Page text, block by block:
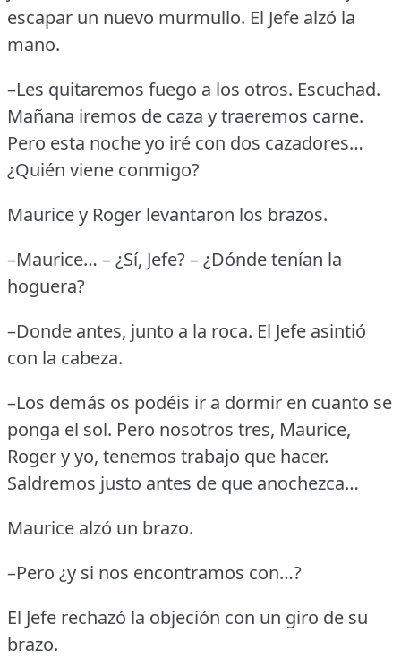
escapar un nuevo murmullo. El Jefe alzó la
mano.
–Les quitaremos fuego a los otros. Escuchad.
Mañana iremos de caza y traeremos carne.
Pero esta noche yo iré con dos cazadores…
¿Quién viene conmigo?
Maurice y Roger levantaron los brazos.
–Maurice… – ¿Sí, Jefe?– ¿Dónde tenían la
hoguera?
–Donde antes, junto a la roca. El Jefe asintió
con la cabeza.
–Los demás os podéis ir a dormir en cuanto se
ponga el sol. Pero nosotros tres, Maurice,
Roger y yo, tenemos trabajo que hacer.
Saldremos justo antes de que anochezca…
Maurice alzó un brazo.
–Pero ¿y si nos encontramos con…?
El Jefe rechazó la objeción con un giro de su
brazo.